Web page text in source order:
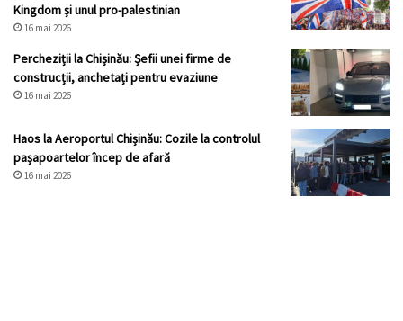
Kingdom și unul pro-palestinian
16 mai 2026
Percheziții la Chișinău: Șefii unei firme de
construcții, anchetați pentru evaziune
16 mai 2026
Haos la Aeroportul Chișinău: Cozile la controlul
pașapoartelor încep de afară
16 mai 2026